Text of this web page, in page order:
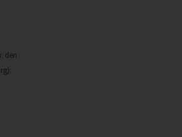
den